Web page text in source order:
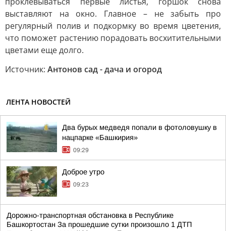
выставляют на окно. Главное – не забыть про
регулярный полив и подкормку во время цветения,
что поможет растению порадовать восхитительными
цветами еще долго.
Источник: Антонов сад - дача и огород
ЛЕНТА НОВОСТЕЙ
Два бурых медведя попали в фотоловушку в
нацпарке «Башкирия»
09:29
Доброе утро
09:23
Дорожно-транспортная обстановка в Республике
Башкортостан За прошедшие сутки произошло 1 ДТП